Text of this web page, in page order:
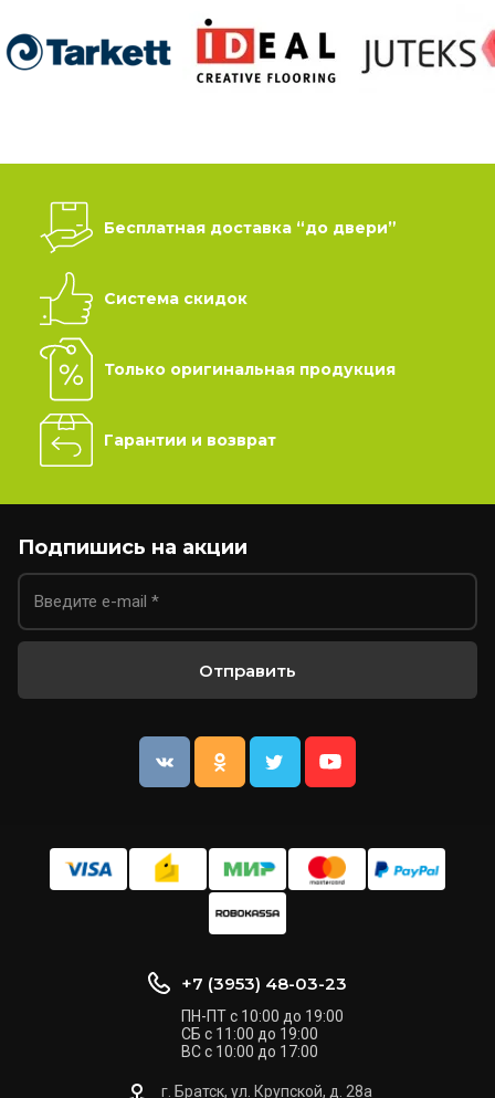
Бесплатная доставка “до двери”
Система скидок
Только оригинальная продукция
Гарантии и возврат
Подпишись на акции
Отправить
+7 (3953) 48-03-23
ПН-ПТ с 10:00 до 19:00
СБ с 11:00 до 19:00
ВС с 10:00 до 17:00
г. Братск, ул. ​Крупской, д. 28а